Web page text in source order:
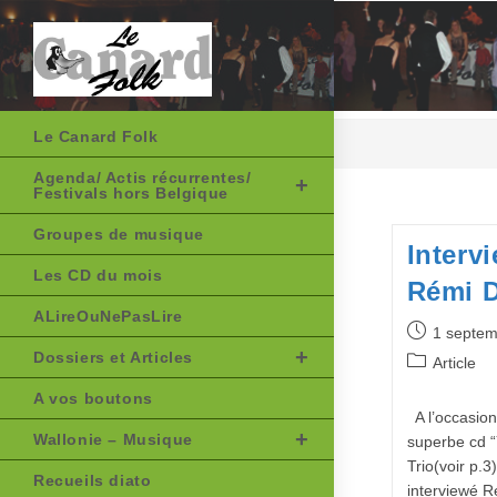
to
content
Le Canard Folk
Agenda/ Actis récurrentes/
Festivals hors Belgique
Groupes de musique
Les CD du mois
ALireOuNePasLire
Dossiers et Articles
A vos boutons
Wallonie – Musique
Recueils diato
Rémi
Publication
publiée :
1
PostArticle
A
superbe cd
Trio(voir
interviewé